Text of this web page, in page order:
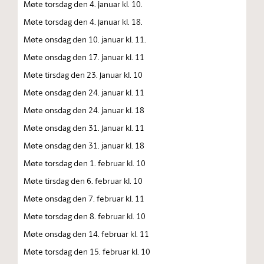
Møte torsdag den 4. januar kl. 10.
Møte torsdag den 4. januar kl. 18.
Møte onsdag den 10. januar kl. 11.
Møte onsdag den 17. januar kl. 11
Møte tirsdag den 23. januar kl. 10
Møte onsdag den 24. januar kl. 11
Møte onsdag den 24. januar kl. 18
Møte onsdag den 31. januar kl. 11
Møte onsdag den 31. januar kl. 18
Møte torsdag den 1. februar kl. 10
Møte tirsdag den 6. februar kl. 10
Møte onsdag den 7. februar kl. 11
Møte torsdag den 8. februar kl. 10
Møte onsdag den 14. februar kl. 11
Møte torsdag den 15. februar kl. 10